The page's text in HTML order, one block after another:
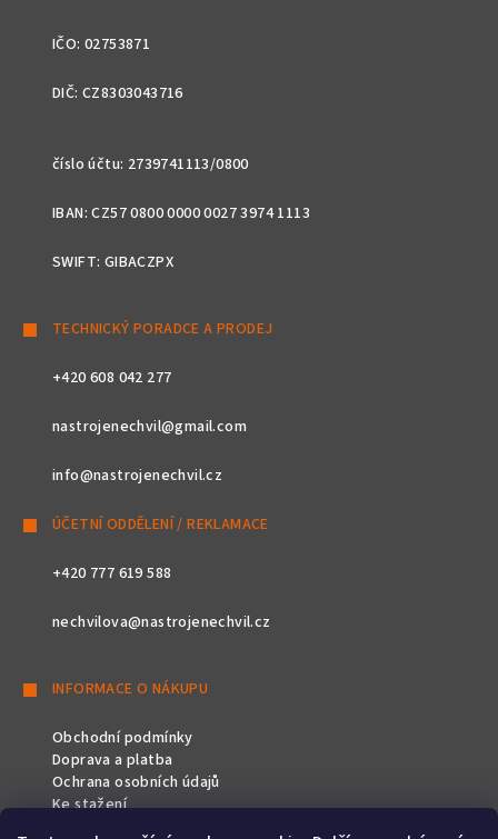
IČO: 02753871
DIČ: CZ8303043716
číslo účtu: 2739741113/0800
IBAN: CZ57 0800 0000 0027 3974 1113
SWIFT: GIBACZPX
TECHNICKÝ PORADCE A PRODEJ
+420 608 042 277
nastrojenechvil@gmail.com
info@nastrojenechvil.cz
ÚČETNÍ ODDĚLENÍ / REKLAMACE
+420 777 619 588
nechvilova@nastrojenechvil.cz
INFORMACE O NÁKUPU
Obchodní podmínky
Doprava a platba
Ochrana osobních údajů
Ke stažení